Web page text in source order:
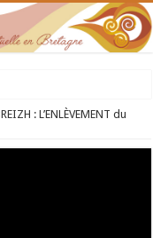
chrétienne
: L’ENLÈVEMENT du